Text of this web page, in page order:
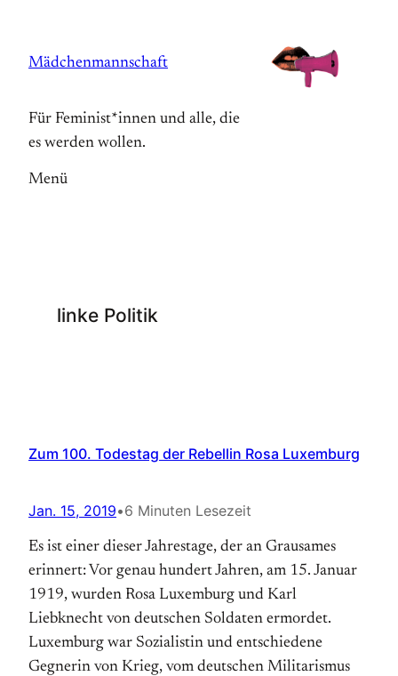
springen
Mädchenmannschaft
Für Feminist*innen und alle, die
es werden wollen.
Menü
linke Politik
Zum 100. Todestag der Rebellin Rosa Luxemburg
Jan. 15, 2019•6 Minuten Lesezeit
Es ist einer dieser Jahrestage, der an Grausames
erinnert: Vor genau hundert Jahren, am 15. Januar
1919, wurden Rosa Luxemburg und Karl
Liebknecht von deutschen Soldaten ermordet.
Luxemburg war Sozialistin und ent­schiedene
Gegnerin von Krieg, vom deutschen Militarismus